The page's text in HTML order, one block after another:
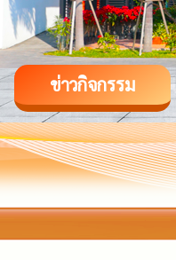
ข่าวกิจกรรม